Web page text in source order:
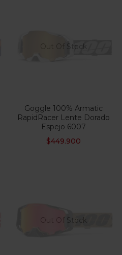
Out Of Stock
Goggle 100% Armatic
RapidRacer Lente Dorado
Espejo 6007
$449.900
Out Of Stock